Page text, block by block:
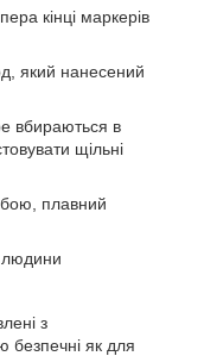
кінці маркерів
який нанесений
вбираються в
щільні
плавний
людини
з
безпечні як для